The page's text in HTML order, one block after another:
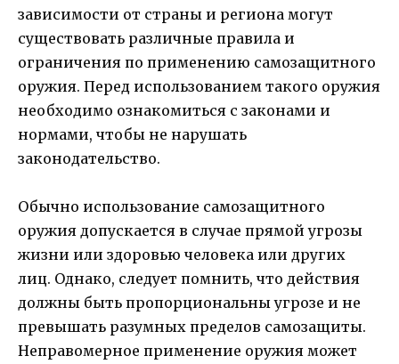
зависимости от страны и региона могут
существовать различные правила и
ограничения по применению самозащитного
оружия. Перед использованием такого оружия
необходимо ознакомиться с законами и
нормами, чтобы не нарушать
законодательство.
Обычно использование самозащитного
оружия допускается в случае прямой угрозы
жизни или здоровью человека или других
лиц. Однако, следует помнить, что действия
должны быть пропорциональны угрозе и не
превышать разумных пределов самозащиты.
Неправомерное применение оружия может